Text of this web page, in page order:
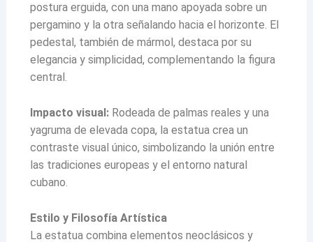
postura erguida, con una mano apoyada sobre un
pergamino y la otra señalando hacia el horizonte. El
pedestal, también de mármol, destaca por su
elegancia y simplicidad, complementando la figura
central.
Impacto visual:Rodeada de palmas reales y una
yagruma de elevada copa, la estatua crea un
contraste visual único, simbolizando la unión entre
las tradiciones europeas y el entorno natural
cubano.
Estilo y Filosofía Artística
La estatua combina elementos neoclásicos y